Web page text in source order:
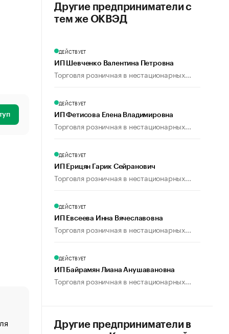
«От спорта тело стареет иначе». Как живет глава
Другие предприниматели с
тем же ОКВЭД
ДЕЙСТВУЕТ
ИП Шевченко Валентина Петровна
Торговля розничная в нестационарных...
ДЕЙСТВУЕТ
ИП Фетисова Елена Владимировна
Торговля розничная в нестационарных...
ДЕЙСТВУЕТ
ИП Ерицян Гарик Сейранович
Торговля розничная в нестационарных...
ДЕЙСТВУЕТ
ИП Евсеева Инна Вячеславовна
Торговля розничная в нестационарных...
ДЕЙСТВУЕТ
ИП Байрамян Лиана Анушавановна
Торговля розничная в нестационарных...
Другие предприниматели в